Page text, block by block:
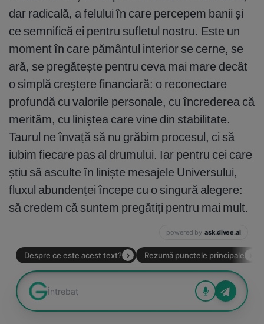
dar radicală, a felului în care percepem banii și
ce semnifică ei pentru sufletul nostru. Este un
moment în care pământul interior se cerne, se
ară, se pregătește pentru ceva mai mare decât
o simplă creștere financiară: o reconectare
profundă cu valorile personale, cu încrederea că
merităm, cu liniștea care vine din stabilitate.
Taurul ne învață să nu grăbim procesul, ci să
iubim fiecare pas al drumului. Iar pentru cei care
știu să asculte în liniște mesajele Universului,
fluxul abundenței începe cu o singură alegere:
să credem că suntem pregătiți pentru mai mult.